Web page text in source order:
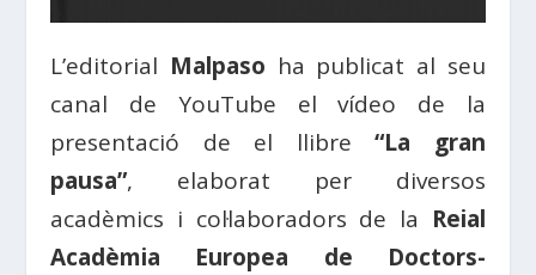
L’editorial Malpaso ha publicat al seu
canal de YouTube el vídeo de la
presentació de el llibre “La gran
pausa”, elaborat per diversos
acadèmics i col·laboradors de la Reial
Acadèmia Europea de Doctors-